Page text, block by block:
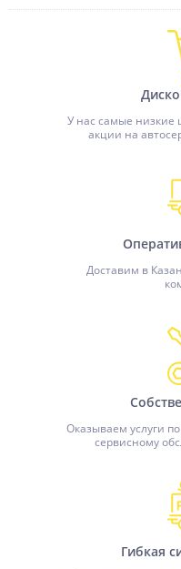
У нас самые низкие
акции на
Доставим в
Оказываем услуги
сервисному
Гибкая